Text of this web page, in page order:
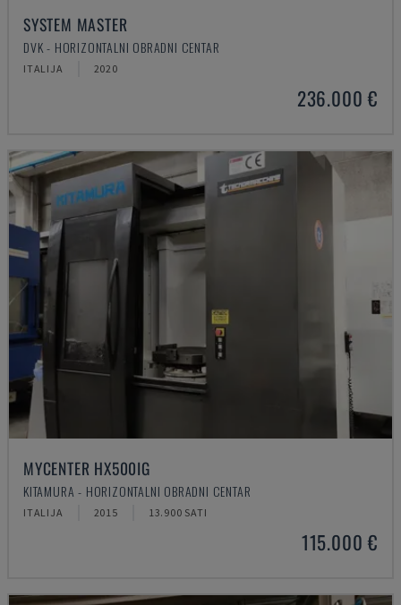
SYSTEM MASTER
DVK - HORIZONTALNI OBRADNI CENTAR
ITALIJA 2020
236.000 €
MYCENTER HX500IG
KITAMURA - HORIZONTALNI OBRADNI CENTAR
ITALIJA 2015 13.900 SATI
115.000 €